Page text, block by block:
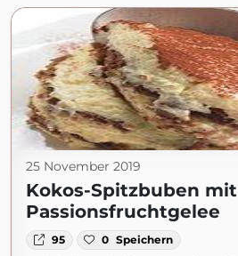
25 November 2019
Kokos-Spitzbuben mit
Passionsfruchtgelee
95 0 Speichern